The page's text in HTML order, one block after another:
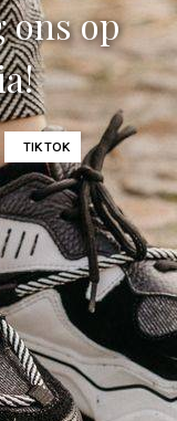
ons op
TIKTOK